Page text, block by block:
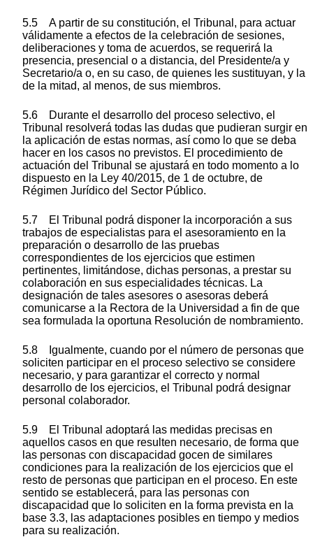
5.5 A partir de su constitución, el Tribunal, para actuar
válidamente a efectos de la celebración de sesiones,
deliberaciones y toma de acuerdos, se requerirá la
presencia, presencial o a distancia, del Presidente/a y
Secretario/a o, en su caso, de quienes les sustituyan, y la
de la mitad, al menos, de sus miembros.
5.6 Durante el desarrollo del proceso selectivo, el
Tribunal resolverá todas las dudas que pudieran surgir en
la aplicación de estas normas, así como lo que se deba
hacer en los casos no previstos. El procedimiento de
actuación del Tribunal se ajustará en todo momento a lo
dispuesto en la Ley 40/2015, de 1 de octubre, de
Régimen Jurídico del Sector Público.
5.7 El Tribunal podrá disponer la incorporación a sus
trabajos de especialistas para el asesoramiento en la
preparación o desarrollo de las pruebas
correspondientes de los ejercicios que estimen
pertinentes, limitándose, dichas personas, a prestar su
colaboración en sus especialidades técnicas. La
designación de tales asesores o asesoras deberá
comunicarse a la Rectora de la Universidad a fin de que
sea formulada la oportuna Resolución de nombramiento.
5.8 Igualmente, cuando por el número de personas que
soliciten participar en el proceso selectivo se considere
necesario, y para garantizar el correcto y normal
desarrollo de los ejercicios, el Tribunal podrá designar
personal colaborador.
5.9 El Tribunal adoptará las medidas precisas en
aquellos casos en que resulten necesario, de forma que
las personas con discapacidad gocen de similares
condiciones para la realización de los ejercicios que el
resto de personas que participan en el proceso. En este
sentido se establecerá, para las personas con
discapacidad que lo soliciten en la forma prevista en la
base 3.3, las adaptaciones posibles en tiempo y medios
para su realización.